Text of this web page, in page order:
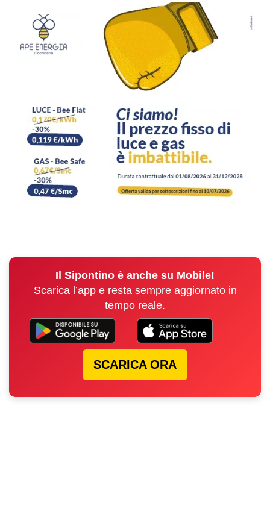
Il Sipontino è anche su Mobile!
Scarica l’app e resta sempre aggiornato in
tempo reale.
SCARICA ORA